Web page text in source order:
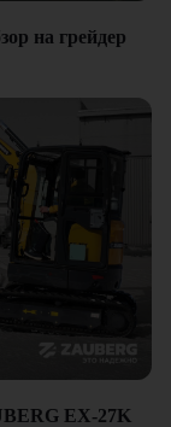
на грейдер
EX-27K